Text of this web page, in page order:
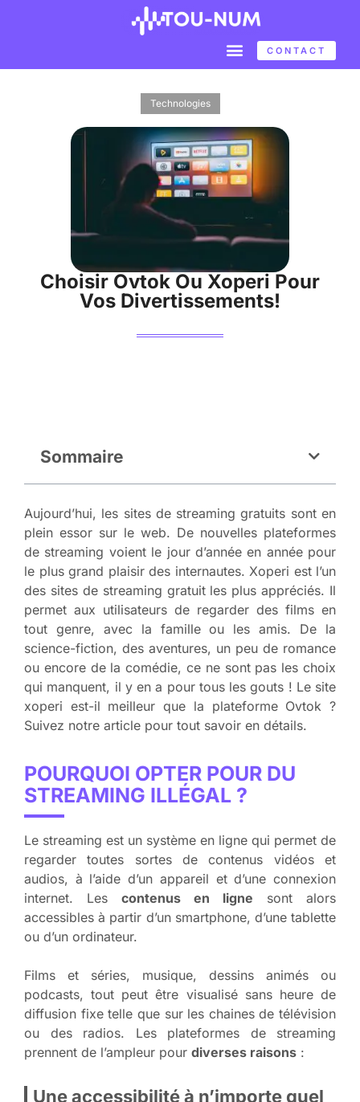
CONTACT
Technologies
Choisir Ovtok Ou Xoperi Pour
Vos Divertissements!
Sommaire
Aujourd’hui, les sites de streaming gratuits sont en
plein essor sur le web. De nouvelles plateformes
de streaming voient le jour d’année en année pour
le plus grand plaisir des internautes. Xoperi est l’un
des sites de streaming gratuit les plus appréciés. Il
permet aux utilisateurs de regarder des films en
tout genre, avec la famille ou les amis. De la
science-fiction, des aventures, un peu de romance
ou encore de la comédie, ce ne sont pas les choix
qui manquent, il y en a pour tous les gouts ! Le site
xoperi est-il meilleur que la plateforme Ovtok ?
Suivez notre article pour tout savoir en détails.
POURQUOI OPTER POUR DU
STREAMING ILLÉGAL ?
Le streaming est un système en ligne qui permet de
regarder toutes sortes de contenus vidéos et
audios, à l’aide d’un appareil et d’une connexion
internet. Les contenus en ligne sont alors
accessibles à partir d’un smartphone, d’une tablette
ou d’un ordinateur.
Films et séries, musique, dessins animés ou
podcasts, tout peut être visualisé sans heure de
diffusion fixe telle que sur les chaines de télévision
ou des radios. Les plateformes de streaming
prennent de l’ampleur pour diverses raisons :
Une accessibilité à n’importe quel